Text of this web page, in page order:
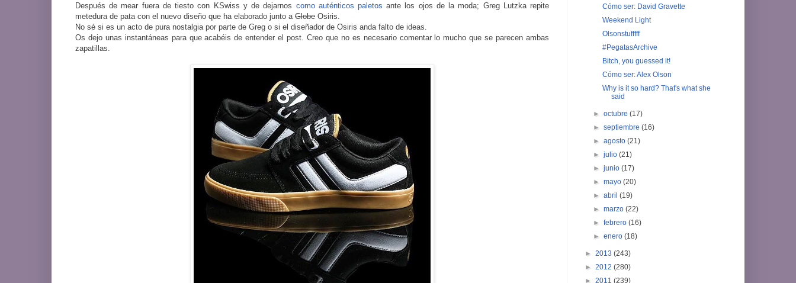
Después de mear fuera de tiesto con KSwiss y de dejarnos como auténticos paletosante los ojos de la moda; Greg Lutzka repite
metedura de pata con el nuevo diseño que ha elaborado junto a Globe Osiris.
No sé si es un acto de pura nostalgia por parte de Greg o si el diseñador de Osiris anda falto de ideas.
Os dejo unas instantáneas para que acabéis de entender el post. Creo que no es necesario comentar lo mucho que se parecen ambas
zapatillas.
Cómo ser: David Gravette
Weekend Light
Olsonstufffff
#PegatasArchive
Bitch, you guessed it!
Cómo ser: Alex Olson
Why is it so hard? That's what she
said
►octubre(17)
►septiembre(16)
►agosto(21)
►julio(21)
►junio(17)
►mayo(20)
►abril(19)
►marzo(22)
►febrero(16)
►enero(18)
► 2013 (243)
► 2012 (280)
► 2011 (239)